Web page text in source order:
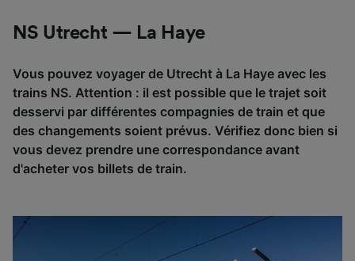
NS Utrecht — La Haye
Vous pouvez voyager de Utrecht à La Haye avec les
trains NS. Attention : il est possible que le trajet soit
desservi par différentes compagnies de train et que
des changements soient prévus. Vérifiez donc bien si
vous devez prendre une correspondance avant
d'acheter vos billets de train.